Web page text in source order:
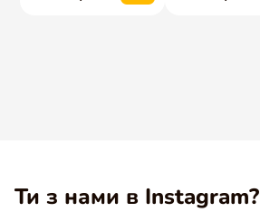
Ти з нами в Instagram?